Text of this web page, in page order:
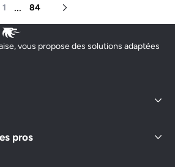
1 ... 84
Page suivante
vous propose des solutions adaptées
pros